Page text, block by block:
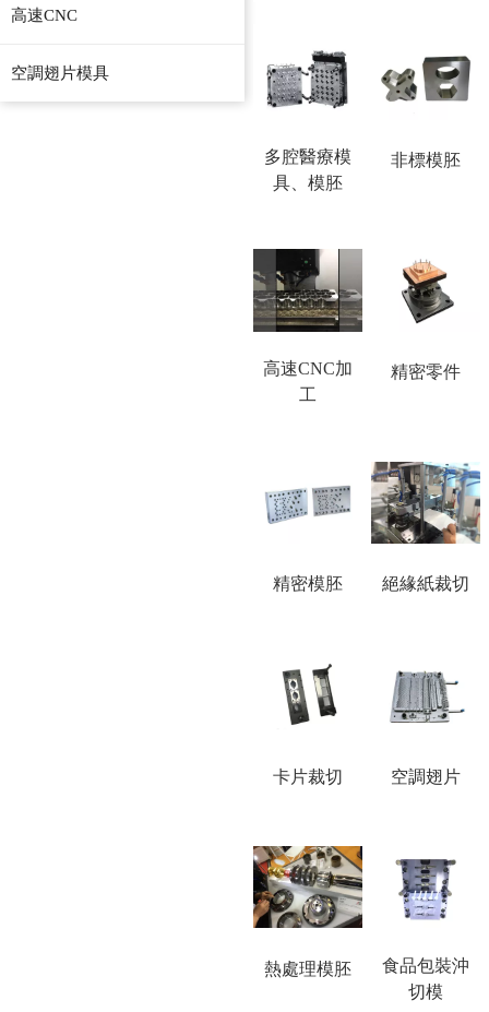
高速CNC
空調翅片模具
多腔醫療模
具、模胚
非標模胚
高速CNC加
工
精密零件
精密模胚 絕緣紙裁切
卡片裁切 空調翅片
熱處理模胚
食品包裝沖
切模